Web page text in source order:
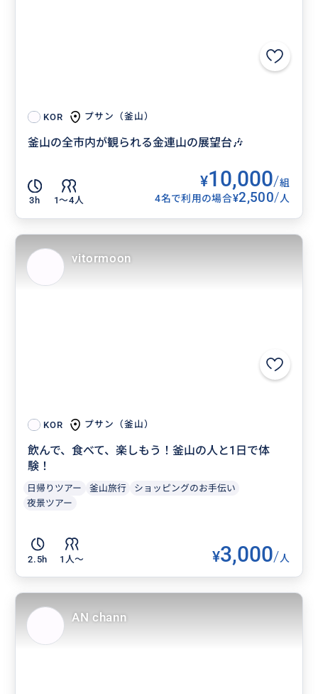
KOR プサン（釜山）
釜山の全市内が観られる金連山の展望台🎶
3h 1〜4人
¥10,000/組
4名で利用の場合¥2,500/人
KOR プサン（釜山）
飲んで、食べて、楽しもう！釜山の人と1日で体
験！
日帰りツアー 釜山旅行
ショッピングのお手伝い
夜景ツアー
2.5h 1人〜 ¥3,000/人
vitormoon
AN chann